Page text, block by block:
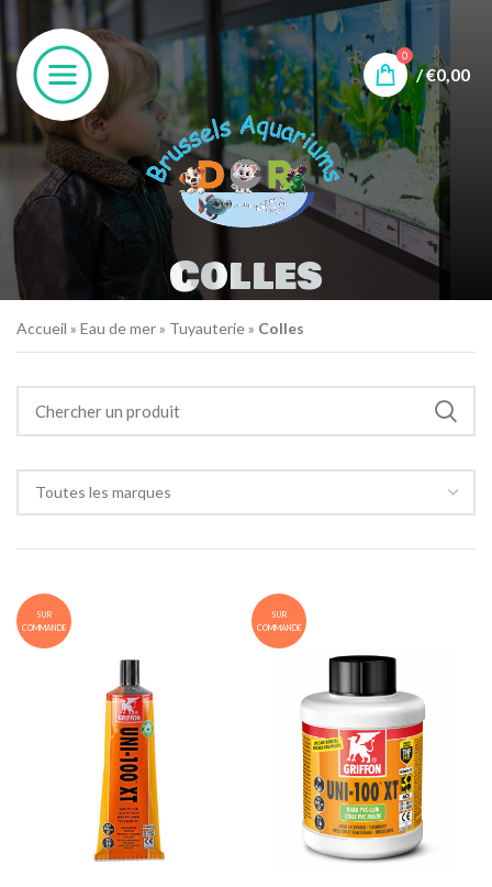
0
/€0,00
Colles
Accueil » Eau de mer» Tuyauterie» Colles
Toutes les marques
SUR
COMMANDE
SUR
COMMANDE